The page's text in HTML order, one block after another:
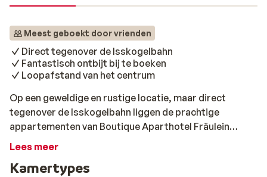
Meest geboekt door vrienden
Direct tegenover de Isskogelbahn
Fantastisch ontbijt bij te boeken
Loopafstand van het centrum
Op een geweldige en rustige locatie, maar direct
tegenover de Isskogelbahn liggen de prachtige
appartementen van Boutique Aparthotel Fräulein
Nannerl Je hoeft alleen maar de weg over te steken om
ruim en ze zijn allemaal luxe en modern ingericht.
Lees meer
Kamertypes